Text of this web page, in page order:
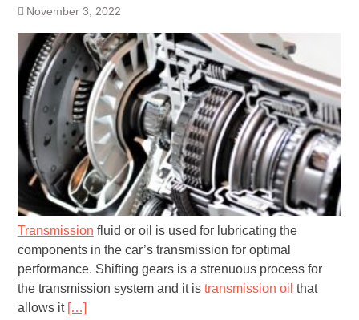
November 3, 2022
Transmission fluid or oil is used for lubricating the
components in the car’s transmission for optimal
performance. Shifting gears is a strenuous process for
the transmission system and it is transmission oil that
allows it […]